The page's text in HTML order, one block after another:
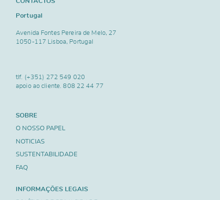
Portugal
Avenida Fontes Pereira de Melo, 27
1050-117 Lisboa, Portugal
tlf. (+351) 272 549 020
apoio ao cliente.808 22 44 77
SOBRE
O NOSSO PAPEL
NOTICIAS
SUSTENTABILIDADE
FAQ
INFORMAÇÕES LEGAIS